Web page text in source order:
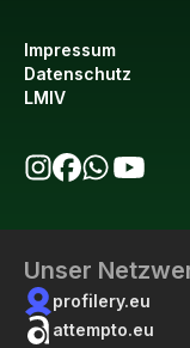
Impressum
Datenschutz
LMIV
Unser
profilery.eu
attempto.eu